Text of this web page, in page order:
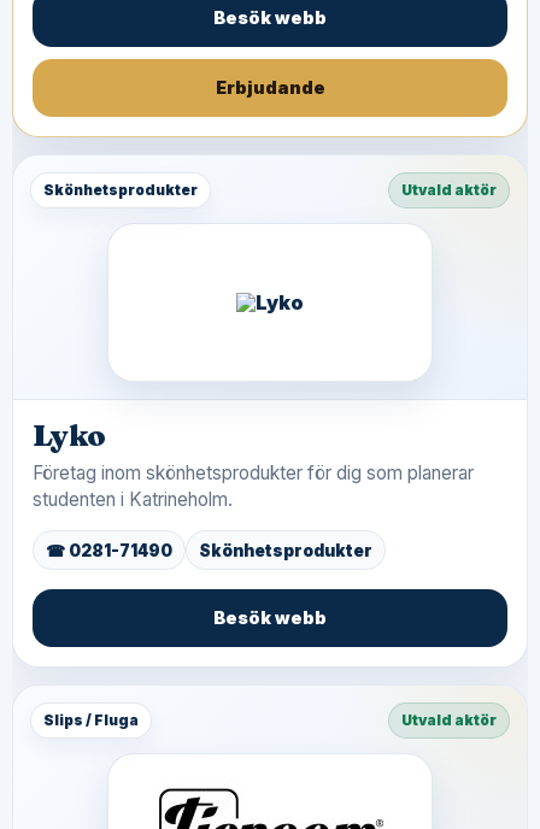
Besök webb
Erbjudande
Skönhetsprodukter Utvald aktör
Lyko
Företag inom skönhetsprodukter för dig som planerar
studenten i Katrineholm.
☎ 0281-71490 Skönhetsprodukter
Besök webb
Slips / Fluga Utvald aktör